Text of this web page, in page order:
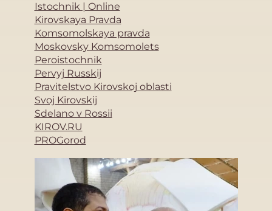
Istochnik | Online
Kirovskaya Pravda
Komsomolskaya pravda
Moskovsky Komsomolets
Peroistochnik
Pervyj Russkij
Pravitelstvo Kirovskoj oblasti
Svoj Kirovskij
Sdelano v Rossii
KIROV.RU
PROGorod